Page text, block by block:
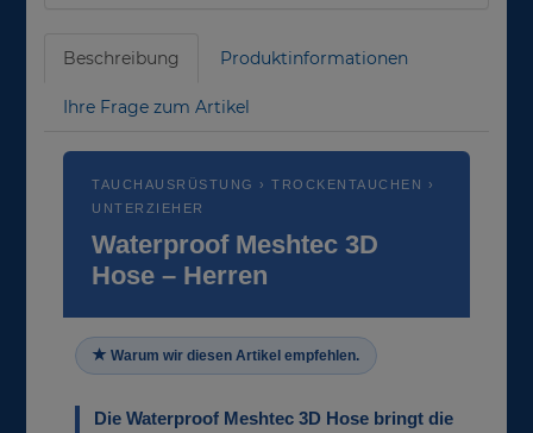
Beschreibung Produktinformationen
Ihre Frage zum Artikel
TAUCHAUSRÜSTUNG › TROCKENTAUCHEN ›
UNTERZIEHER
Waterproof Meshtec 3D
Hose – Herren
Warum wir diesen Artikel empfehlen.
Die Waterproof Meshtec 3D Hose bringt die